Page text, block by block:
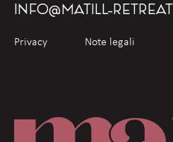
INFO@MATILL-
Privacy Note legali